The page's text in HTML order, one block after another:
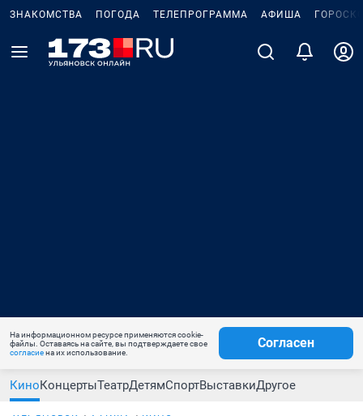
ЗНАКОМСТВА ПОГОДА ТЕЛЕПРОГРАММА АФИША
На информационном ресурсе применяются cookie-
файлы. Оставаясь на сайте, вы подтверждаете свое
согласиена их использование.
Согласен
КиноКонцертыТеатрДетямСпортВыставкиДругое